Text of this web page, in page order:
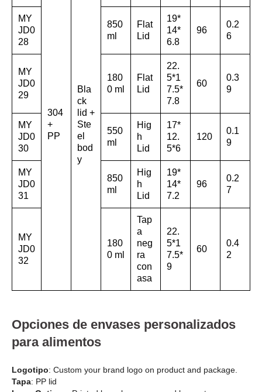
304
+
PP
Bla
ck
lid +
Ste
el
bod
y
MY
JD0
28
850
ml
Flat
Lid
19*
14*
6.8
96
0.2
6
MY
JD0
29
180
0 ml
Flat
Lid
22.
5*1
7.5*
7.8
60
0.3
9
MY
JD0
30
550
ml
Hig
h
Lid
17*
12.
5*6
120
0.1
9
MY
JD0
31
850
ml
Hig
h
Lid
19*
14*
7.2
96
0.2
7
MY
JD0
32
180
0 ml
Tap
a
neg
ra
con
asa
22.
5*1
7.5*
9
60
0.4
2
Opciones de envases personalizados
para alimentos
Logotipo: Custom your brand logo on product and package.
Tapa: PP lid